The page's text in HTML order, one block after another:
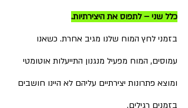
כלל שני – לתפוס את היצירתיות.
בזמני לחץ המוח שלנו מגיב אחרת. כשאנו
עמוסים, המוח מפעיל מנגנון התייעלות אוטומטי
ומוצא פתרונות יצירתיים עליהם לא היינו חושבים
בזמנים רגילים.